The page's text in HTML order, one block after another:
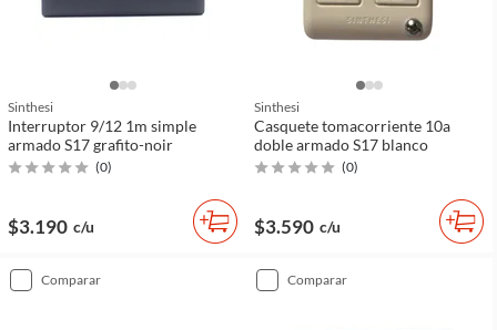
Sinthesi
Interruptor 9/12 1m simple
armado S17 grafito-noir
(0)
$3.190 c/u
Sinthesi
Casquete tomacorriente 10a
doble armado S17 blanco
(0)
$3.590 c/u
comparar comparar